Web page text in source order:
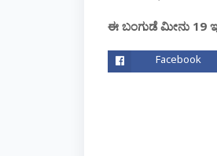
ಈ ಬಂಗುಡೆ ಮೀನು 19
Facebook